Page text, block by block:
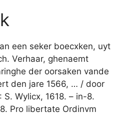
een seker boecxken, uyt
Verhaar, ghenaemt
der oorsaken vande
den jare 1566, … / door
S. Wylicx, 1618. – in-8.
Pro libertate Ordinvm